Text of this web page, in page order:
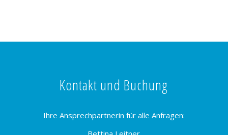
Kontakt und Buchung
Ihre Ansprechpartnerin für alle Anfragen: